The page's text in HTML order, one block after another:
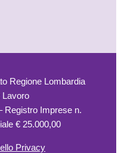
Regione Lombardia
Lavoro
Registro Imprese n.
€ 25.000,00
Privacy